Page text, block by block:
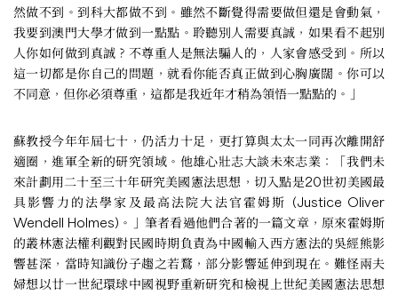
然做不到。到科大都做不到。雖然不斷覺得需要做但還是會動氣，
我要到澳門大學才做到一點點。聆聽別人需要真誠，如果看不起別
人你如何做到真誠？不尊重人是無法騙人的，人家會感受到。所以
這一切都是你自己的問題，就看你能否真正做到心胸廣闊。你可以
不同意，但你必須尊重，這都是我近年才稍為領悟一點點的。」
蘇教授今年年屆七十，仍活力十足，更打算與太太一同再次離開舒
適圈，進軍全新的研究領域。他雄心壯志大談未來志業：「我們未
來計劃用二十至三十年研究美國憲法思想，切入點是20世初美國最
具影響力的法學家及最高法院大法官霍姆斯 (Justice Oliver
Wendell Holmes)。」筆者看過他們合著的一篇文章，原來霍姆斯
的叢林憲法權利觀對民國時期負責為中國輸入西方憲法的吳經熊影
響甚深，當時知識份子趨之若鶩，部分影響延伸到現在。難怪兩夫
婦想以廿一世紀環球中國視野重新研究和檢視上世紀美國憲法思想